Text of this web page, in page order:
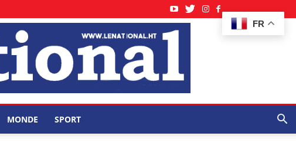
FR
MONDE SPORT